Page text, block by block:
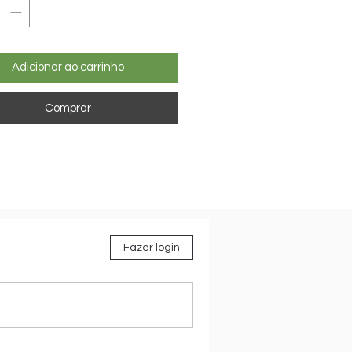
Adicionar ao carrinho
Comprar
Fazer login